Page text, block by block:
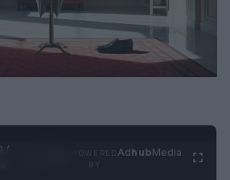
/
AdhubMedia